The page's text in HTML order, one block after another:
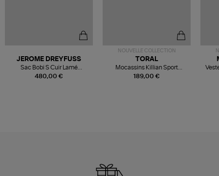
480,00 €
JEROME DREYFUSS
Sac Bobi S Cuir Lamé
Champagne
NOUVELLE COLLECTION
189,00 €
TORAL
Mocassins Killian Sport
Mousse